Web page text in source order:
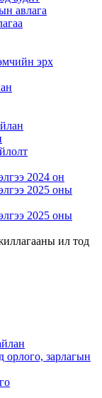
авлага
эрх
2024 он
2025 оны
2025 оны
ил тод
орлого, зарлагын